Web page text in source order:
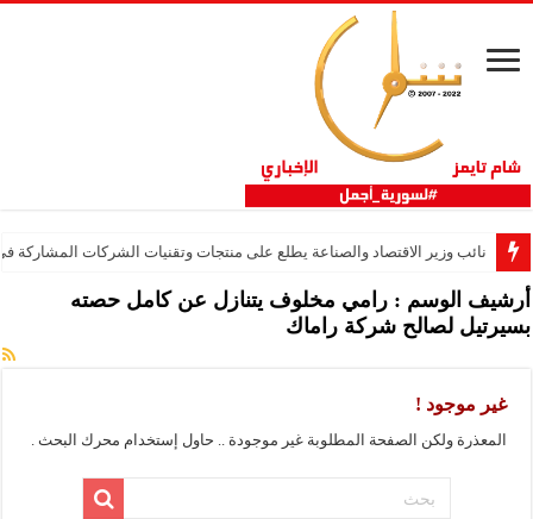
نائب وزير الاقتصاد والصناعة يطلع على منتجات وتقنيات الشركات المشاركة في
أرشيف الوسم :رامي مخلوف يتنازل عن كامل حصته
بسيرتيل لصالح شركة راماك
غير موجود !
المعذرة ولكن الصفحة المطلوبة غير موجودة .. حاول إستخدام محرك البحث .